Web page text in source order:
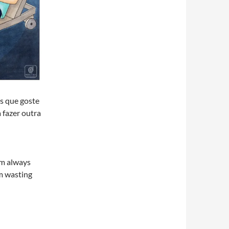
que goste
fazer outra
always
wasting